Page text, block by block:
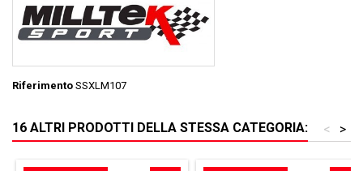
Riferimento SSXLM107
16 ALTRI PRODOTTI DELLA STESSA CATEGORIA: >
<